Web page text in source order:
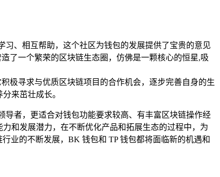
、相互帮助，这个社区为钱包的发展提供了宝贵的意见
了一个繁荣的区块链生态圈，仿佛是一颗核心的恒星,吸
极寻求与优质区块链项目的合作机会，逐步完善自身的生
来茁壮成长。
者，更适合对钱包功能要求较高、有丰富区块链操作经
和发展潜力，在不断优化产品和拓展生态的过程中，为
业的不断发展，BK 钱包和 TP 钱包都将面临新的机遇和